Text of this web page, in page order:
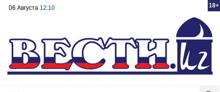
18+
06 Августа 12:10